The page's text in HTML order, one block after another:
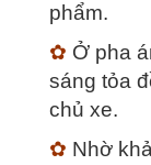
phẩm.
✿ Ở pha
sáng tỏa
chủ xe.
✿ Nhờ